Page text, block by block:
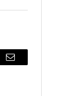
E-